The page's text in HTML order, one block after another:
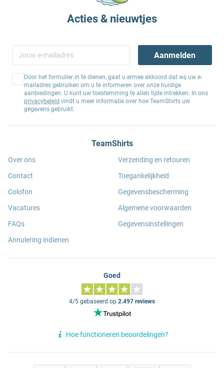
Acties & nieuwtjes
Aanmelden
Door het formulier in te dienen, gaat u ermee akkoord dat wij uw e-
mailadres gebruiken om u te informeren over onze huidige
aanbiedingen. U kunt uw toestemming te allen tijde intrekken. In ons
privacybeleid vindt u meer informatie over hoe TeamShirts uw
gegevens gebruikt.
TeamShirts
Over ons
Contact
Colofon
Vacatures
FAQs
Annulering indienen
Verzending en retouren
Toegankelijkheid
Gegevensbescherming
Algemene voorwaarden
Gegevensinstellingen
Goed
4/5 gebaseerd op 2.497 reviews
Hoe functioneren beoordelingen?